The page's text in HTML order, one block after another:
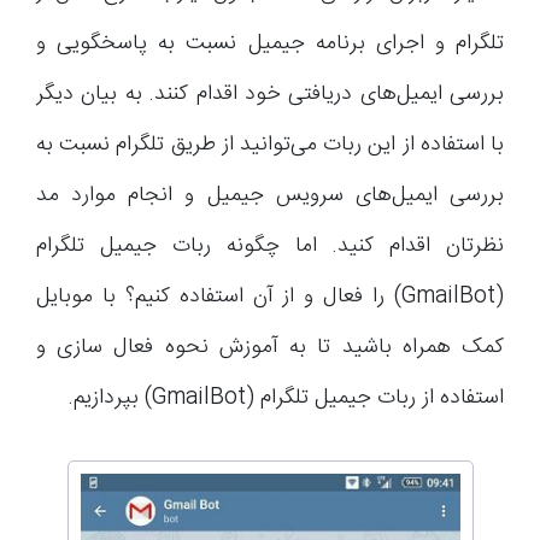
تلگرام و اجرای برنامه جیمیل نسبت به پاسخگویی و
بررسی ایمیل‌های دریافتی خود اقدام کنند. به بیان دیگر
با استفاده از این ربات می‌توانید از طریق تلگرام نسبت به
بررسی ایمیل‌های سرویس جیمیل و انجام موارد مد
نظرتان اقدام کنید. اما چگونه ربات جیمیل تلگرام
(GmailBot) را فعال و از آن استفاده کنیم؟ با موبایل
کمک همراه باشید تا به آموزش نحوه فعال سازی و
استفاده از ربات جیمیل تلگرام (GmailBot) بپردازیم.